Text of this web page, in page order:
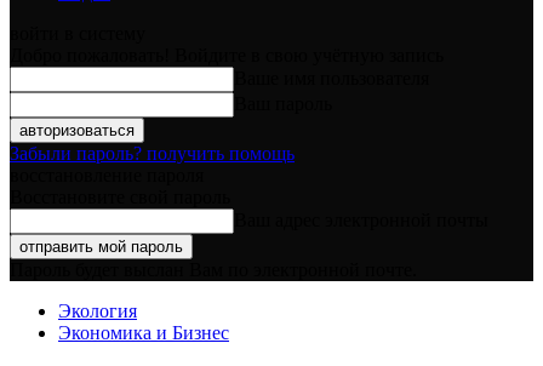
Забыли пароль? получить помощь
Экология
Экономика и Бизнес